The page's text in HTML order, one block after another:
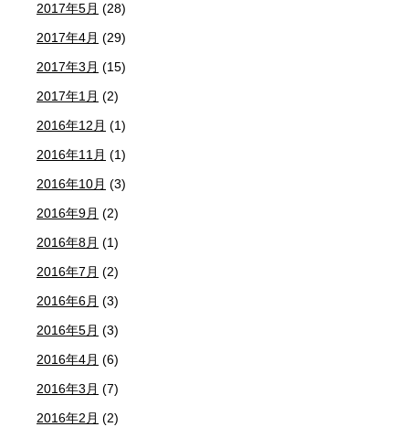
2017年5月 (28)
2017年4月 (29)
2017年3月 (15)
2017年1月 (2)
2016年12月 (1)
2016年11月 (1)
2016年10月 (3)
2016年9月 (2)
2016年8月 (1)
2016年7月 (2)
2016年6月 (3)
2016年5月 (3)
2016年4月 (6)
2016年3月 (7)
2016年2月 (2)